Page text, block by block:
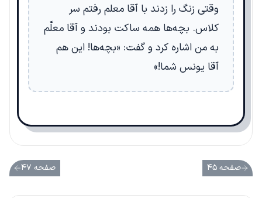
وقتی زنگ را زدند با آقا معلم رفتم سر
کلاس. بچه‌ها همه ساکت بودند و آقا معلّم
به من اشاره کرد و گفت: «بچه‌ها! این هم
آقا یونس شما!»
صفحه ۴۵ صفحه ۴۷